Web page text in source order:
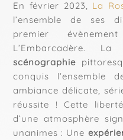
En février 2023, La
l’ensemble de ses
premier
L’Embarcadère.
scénographie
conquis l’ensemble
ambiance délicate,
réussite ! Cette
d’une atmosphère
unanimes : Une